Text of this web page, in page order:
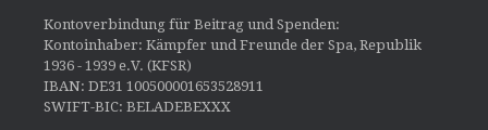
Kontoverbindung für Beitrag und Spenden:
Kontoinhaber: Kämpfer und Freunde der Spa, Republik
1936 - 1939 e.V. (KFSR)
IBAN: DE31 100500001653528911
SWIFT-BIC: BELADEBEXXX